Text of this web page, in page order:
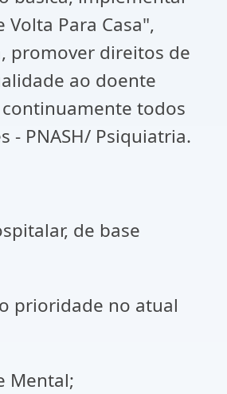
Para Casa",
promover direitos de
ao doente
todos
- PNASH/ Psiquiatria.
de base
prioridade no atual
Mental;